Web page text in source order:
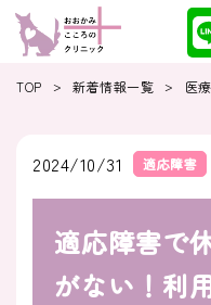
初めての方へ
TOP > 新着情報一覧 > 医
2024/10/31 適応障害
適応障害で
がない！利